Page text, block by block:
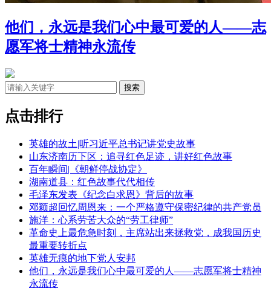
他们，永远是我们心中最可爱的人——志
愿军将士精神永流传
点击排行
英雄的故土|听习近平总书记讲党史故事
山东济南历下区：追寻红色足迹，讲好红色故事
百年瞬间|《朝鲜停战协定》
湖南道县：红色故事代代相传
毛泽东发表《纪念白求恩》背后的故事
邓颖超回忆周恩来：一个严格遵守保密纪律的共产党员
施洋：心系劳苦大众的“劳工律师”
革命史上最危急时刻，主席站出来拯救党，成我国历史
最重要转折点
英雄无痕的地下党人安邦
他们，永远是我们心中最可爱的人——志愿军将士精神
永流传